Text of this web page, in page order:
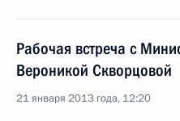
Рабочая встреча с
Вероникой Скворцовой
21 января 2013 года, 12:20